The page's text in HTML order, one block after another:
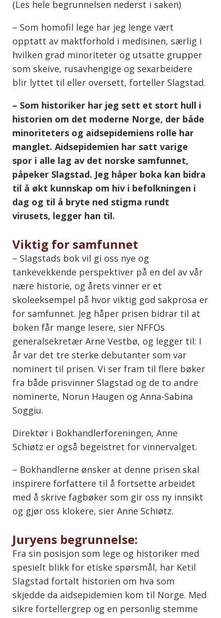
(Les hele begrunnelsen nederst i saken)
– Som homofil lege har jeg lenge vært
opptatt av maktforhold i medisinen, særlig i
hvilken grad minoriteter og utsatte grupper
som skeive, rusavhengige og sexarbeidere
blir lyttet til eller oversett, forteller Slagstad.
– Som historiker har jeg sett et stort hull i
historien om det moderne Norge, der både
minoriteters og aidsepidemiens rolle har
manglet. Aidsepidemien har satt varige
spor i alle lag av det norske samfunnet,
påpeker Slagstad. Jeg håper boka kan bidra
til å økt kunnskap om hiv i befolkningen i
dag og til å bryte ned stigma rundt
virusets, legger han til.
Viktig for samfunnet
– Slagstads bok vil gi oss nye og
tankevekkende perspektiver på en del av vår
nære historie, og årets vinner er et
skoleeksempel på hvor viktig god sakprosa er
for samfunnet. Jeg håper prisen bidrar til at
boken får mange lesere, sier NFFOs
generalsekretær Arne Vestbø, og legger til: I
år var det tre sterke debutanter som var
nominert til prisen. Vi ser fram til flere bøker
fra både prisvinner Slagstad og de to andre
nominerte, Norun Haugen og Anna-Sabina
Soggiu.
Direktør i Bokhandlerforeningen, Anne
Schiøtz er også begeistret for vinnervalget.
– Bokhandlerne ønsker at denne prisen skal
inspirere forfattere til å fortsette arbeidet
med å skrive fagbøker som gir oss ny innsikt
og gjør oss klokere, sier Anne Schiøtz.
Juryens begrunnelse:
Fra sin posisjon som lege og historiker med
spesielt blikk for etiske spørsmål, har Ketil
Slagstad fortalt historien om hva som
skjedde da aidsepidemien kom til Norge. Med
sikre fortellergrep og en personlig stemme